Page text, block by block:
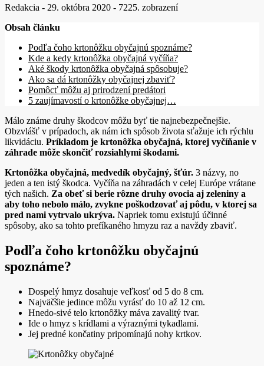
Redakcia - 29. októbra 2020 - 7225. zobrazení
Obsah článku
Podľa čoho krtonôžku obyčajnú spoznáme?
Kde a kedy krtonôžka obyčajná vyčíňa?
Aké škody krtonôžka obyčajná spôsobuje?
Ako sa dá krtonôžky obyčajnej zbaviť?
Pomôcť môžu aj prirodzení predátori
5 zaujímavostí o krtonôžke obyčajnej…
Málo známe druhy škodcov môžu byť tie najnebezpečnejšie.
Obzvlášť v prípadoch, ak nám ich spôsob života sťažuje ich rýchlu
likvidáciu. Príkladom je krtonôžka obyčajná, ktorej vyčíňanie v
záhrade môže skončiť rozsiahlymi škodami.
Krtonôžka obyčajná, medvedík obyčajný, šťúr. 3 názvy, no
jeden a ten istý škodca. Vyčíňa na záhradách v celej Európe vrátane
tých našich. Za obeť si berie rôzne druhy ovocia aj zeleniny a
aby toho nebolo málo, zvykne poškodzovať aj pôdu, v ktorej sa
pred nami vytrvalo ukrýva. Napriek tomu existujú účinné
spôsoby, ako sa tohto prefíkaného hmyzu raz a navždy zbaviť.
Podľa čoho krtonôžku obyčajnú
spoznáme?
Dospelý hmyz dosahuje veľkosť od 5 do 8 cm.
Najväčšie jedince môžu vyrásť do 10 až 12 cm.
Hnedo-sivé telo krtonôžky máva zavalitý tvar.
Ide o hmyz s krídlami a výraznými tykadlami.
Jej predné končatiny pripomínajú nohy krtkov.